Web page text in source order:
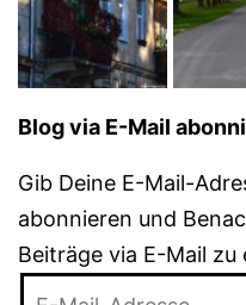
Blog via E-Mail
Gib Deine E-Mail-
abonnieren und
Beiträge via E-Mail zu